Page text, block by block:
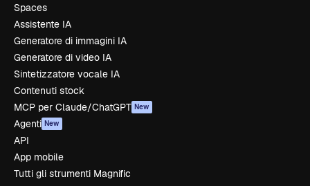
Spaces
Assistente IA
Generatore di immagini IA
Generatore di video IA
Sintetizzatore vocale IA
Contenuti stock
MCP per Claude/ChatGPT New
Agenti New
API
App mobile
Tutti gli strumenti Magnific